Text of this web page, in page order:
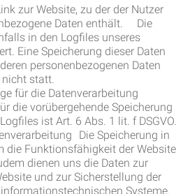
zur Website, zu der der Nutzer
Daten enthält. Die
in den Logfiles unseres
Eine Speicherung dieser Daten
personenbezogenen Daten
nicht statt.
für die Datenverarbeitung
die vorübergehende Speicherung
ist Art. 6 Abs. 1 lit. f DSGVO.
Die Speicherung in
die Funktionsfähigkeit der Website
dienen uns die Daten zur
und zur Sicherstellung der
Systeme.